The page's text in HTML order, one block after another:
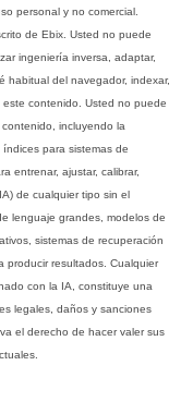
personal y no comercial.
de Ebix. Usted no puede
ingeniería inversa, adaptar,
habitual del navegador, indexar,
contenido. Usted no puede
incluyendo la
para sistemas de
entrenar, ajustar, calibrar,
de cualquier tipo sin el
lenguaje grandes, modelos de
sistemas de recuperación
producir resultados. Cualquier
con la IA, constituye una
legales, daños y sanciones
el derecho de hacer valer sus